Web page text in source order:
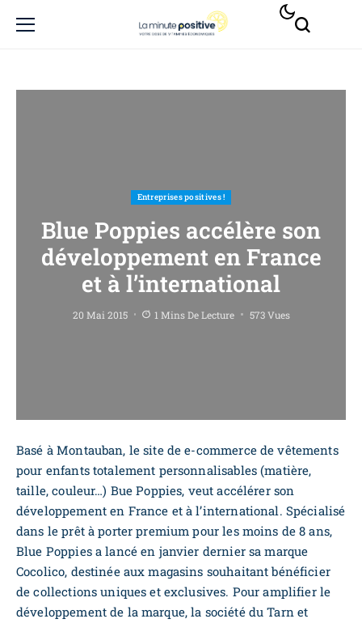
Entreprises positives !
Blue Poppies accélère son
développement en France
et à l’international
20 Mai 2015 1 Mins De Lecture 573 Vues
Basé à Montauban, le site de e-commerce de vêtements
pour enfants totalement personnalisables (matière,
taille, couleur…) Bue Poppies, veut accélérer son
développement en France et à l’international. Spécialisé
dans le prêt à porter premium pour les moins de 8 ans,
Blue Poppies a lancé en janvier dernier sa marque
Cocolico, destinée aux magasins souhaitant bénéficier
de collections uniques et exclusives. Pour amplifier le
développement de la marque, la société du Tarn et